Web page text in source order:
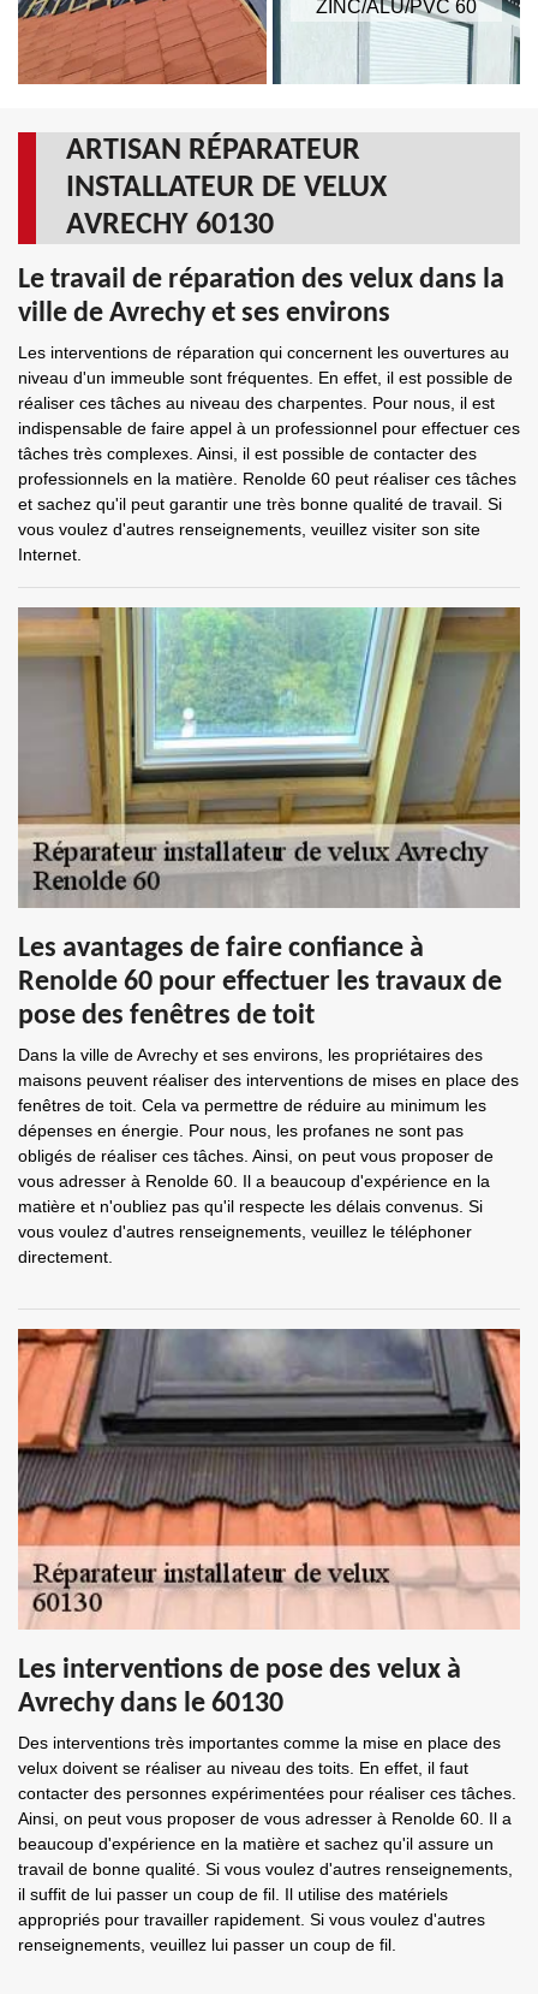
ZINC/ALU/PVC 60
ARTISAN RÉPARATEUR
INSTALLATEUR DE VELUX
AVRECHY 60130
Le travail de réparation des velux dans la
ville de Avrechy et ses environs
Les interventions de réparation qui concernent les ouvertures au
niveau d'un immeuble sont fréquentes. En effet, il est possible de
réaliser ces tâches au niveau des charpentes. Pour nous, il est
indispensable de faire appel à un professionnel pour effectuer ces
tâches très complexes. Ainsi, il est possible de contacter des
professionnels en la matière. Renolde 60 peut réaliser ces tâches
et sachez qu'il peut garantir une très bonne qualité de travail. Si
vous voulez d'autres renseignements, veuillez visiter son site
Internet.
Les avantages de faire confiance à
Renolde 60 pour effectuer les travaux de
pose des fenêtres de toit
Dans la ville de Avrechy et ses environs, les propriétaires des
maisons peuvent réaliser des interventions de mises en place des
fenêtres de toit. Cela va permettre de réduire au minimum les
dépenses en énergie. Pour nous, les profanes ne sont pas
obligés de réaliser ces tâches. Ainsi, on peut vous proposer de
vous adresser à Renolde 60. Il a beaucoup d'expérience en la
matière et n'oubliez pas qu'il respecte les délais convenus. Si
vous voulez d'autres renseignements, veuillez le téléphoner
directement.
Les interventions de pose des velux à
Avrechy dans le 60130
Des interventions très importantes comme la mise en place des
velux doivent se réaliser au niveau des toits. En effet, il faut
contacter des personnes expérimentées pour réaliser ces tâches.
Ainsi, on peut vous proposer de vous adresser à Renolde 60. Il a
beaucoup d'expérience en la matière et sachez qu'il assure un
travail de bonne qualité. Si vous voulez d'autres renseignements,
il suffit de lui passer un coup de fil. Il utilise des matériels
appropriés pour travailler rapidement. Si vous voulez d'autres
renseignements, veuillez lui passer un coup de fil.